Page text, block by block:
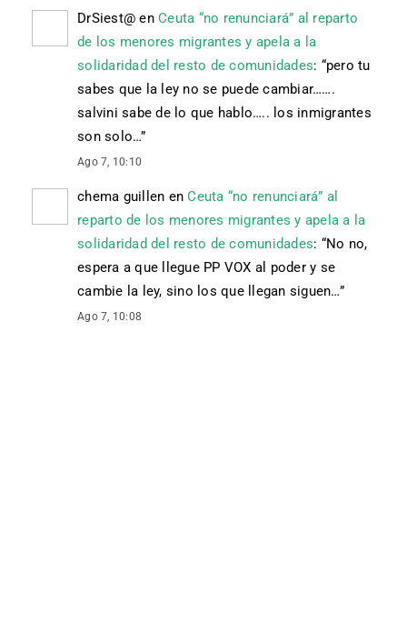
DrSiest@ en Ceuta “no renunciará” al reparto
de los menores migrantes y apela a la
solidaridad del resto de comunidades: “pero tu
sabes que la ley no se puede cambiar…….
salvini sabe de lo que hablo….. los inmigrantes
son solo…”
Ago 7, 10:10
chema guillen enCeuta “no renunciará” al
reparto de los menores migrantes y apela a la
solidaridad del resto de comunidades: “No no,
espera a que llegue PP VOX al poder y se
cambie la ley, sino los que llegan siguen…”
Ago 7, 10:08